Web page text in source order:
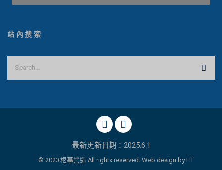
站內搜索
最新更新日期：2025.6.1
© 2020 根基營造 All rights reserved. Web design byFT